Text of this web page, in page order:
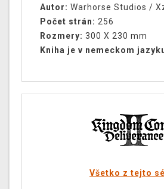
Autor: Warhorse Studios /
Počet strán: 256
Rozmery: 300 X 230 mm
Kniha je v nemeckom
Všetko z tejto